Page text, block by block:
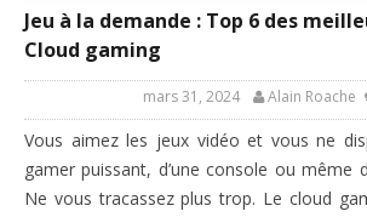
Jeu à la demande : Top 6 des
Cloud gaming
mars 31, 2024 Alain Roache
Vous aimez les jeux vidéo et vous ne
gamer puissant, d’une console ou même
Ne vous tracassez plus trop. Le cloud